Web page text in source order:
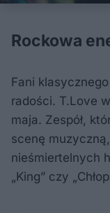
Rockowa
Fani
radości. T.Love
maja. Zespół,
scenę
nieśmiertelnych
„King” czy